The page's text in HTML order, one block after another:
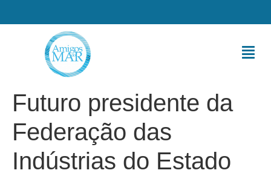
Futuro presidente da
Federação das
Indústrias do Estado